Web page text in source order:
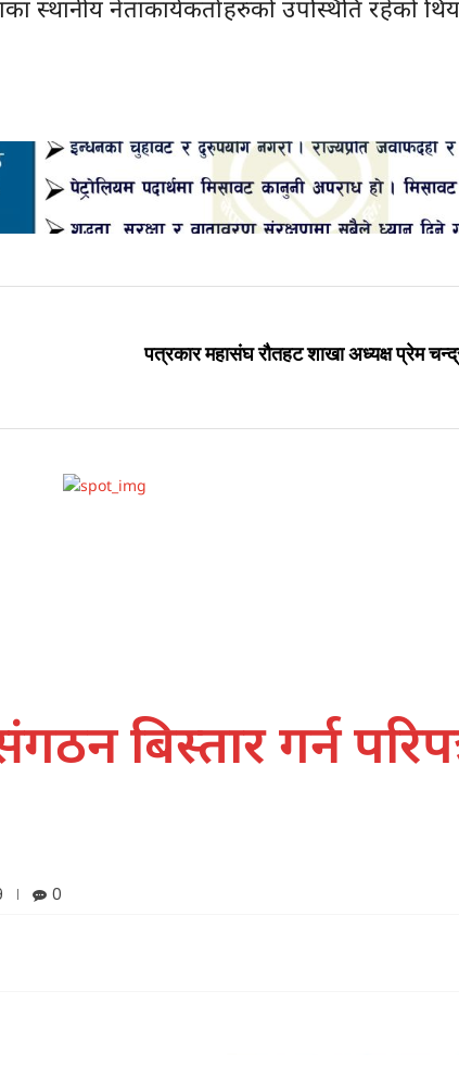
स्थानीय नेताकार्यकर्ताहरुको उपस्थिति रहेको
पत्रकार महासंघ रौतहट शाखा अध्यक्ष प्रेम